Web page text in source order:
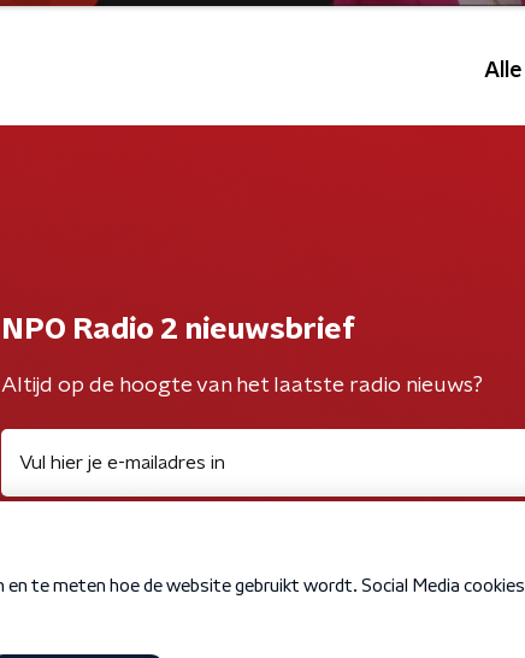
NPO Radio 2 nieuwsbrief
Altijd op de hoogte van het laatste radio nieuws?